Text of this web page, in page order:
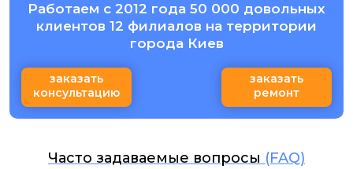
Работаем с 2012 года 50 000 довольных
клиентов 12 филиалов на территории
города Киев
заказать
консультацию
заказать
ремонт
Часто задаваемые вопросы (FAQ)